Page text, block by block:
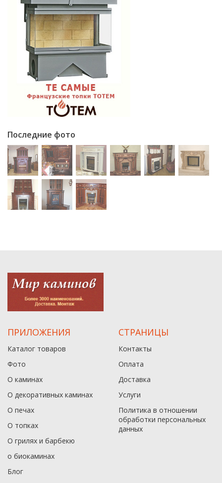
Последние фото
ПРИЛОЖЕНИЯ
Каталог товаров
Фото
О каминах
О декоративных каминах
О печах
О топках
О грилях и барбекю
о биокаминах
Блог
СТРАНИЦЫ
Контакты
Оплата
Доставка
Услуги
Политика в отношении
обработки персональных
данныx